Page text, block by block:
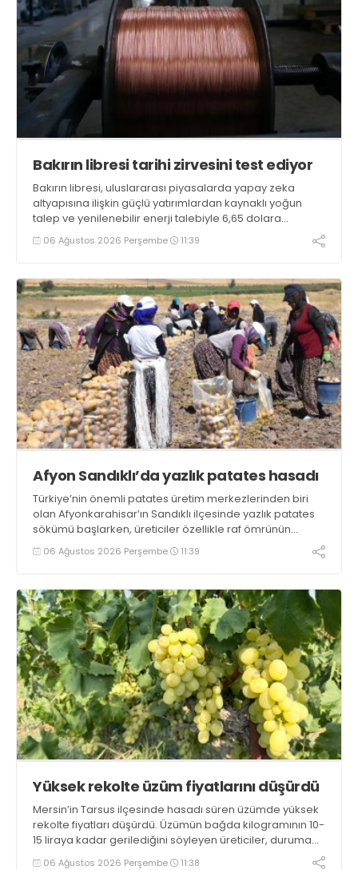
Bakırın libresi tarihi zirvesini test ediyor
Bakırın libresi, uluslararası piyasalarda yapay zeka
altyapısına ilişkin güçlü yatırımlardan kaynaklı yoğun
talep ve yenilenebilir enerji talebiyle 6,65 dolara
ulaşarak tarihi zirvesini test ediyor
06 Ağustos 2026 Perşembe 11:39
Afyon Sandıklı’da yazlık patates hasadı
Türkiye’nin önemli patates üretim merkezlerinden biri
olan Afyonkarahisar’ın Sandıklı ilçesinde yazlık patates
sökümü başlarken, üreticiler özellikle raf ömrünün
yaklaşık 2 ay olması ve rengi bakımından tüketimde
Sandıklı patatesinin daha fazla tercih edildiğini belirtti
06 Ağustos 2026 Perşembe 11:39
Yüksek rekolte üzüm fiyatlarını düşürdü
Mersin’in Tarsus ilçesinde hasadı süren üzümde yüksek
rekolte fiyatları düşürdü. Üzümün bağda kilogramının 10-
15 liraya kadar gerilediğini söyleyen üreticiler, duruma
tepki gösterdi
06 Ağustos 2026 Perşembe 11:38